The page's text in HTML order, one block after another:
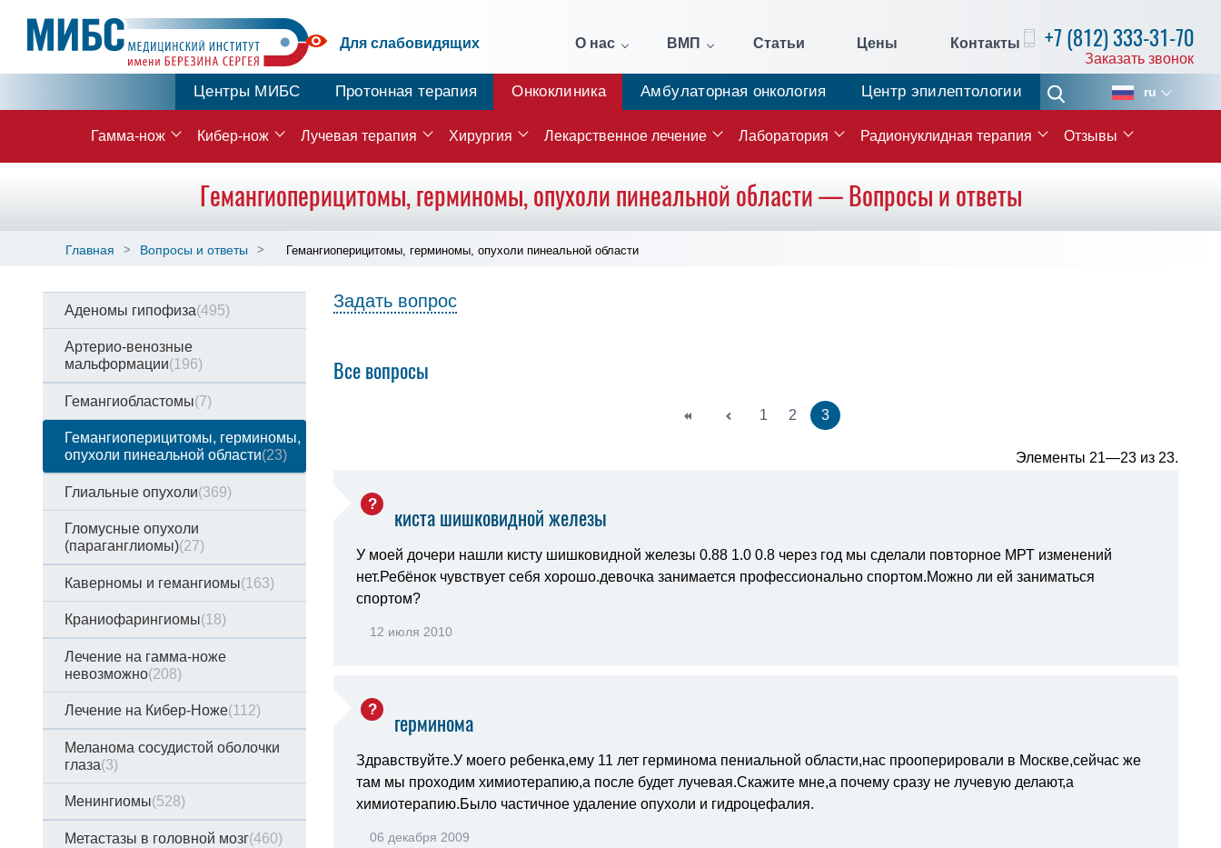
Для слабовидящих О нас ВМП Статьи Цены Контакты +7 (812) 333-31-70
Заказать звонок
Центры МИБС Протонная терапия Онкоклиника Амбулаторная онкология Центр эпилептологии
Гамма-нож Кибер-нож Лучевая терапия Хирургия Лекарственное лечение Лаборатория Радионуклидная терапия Отзывы
ru
Гемангиоперицитомы, герминомы, опухоли пинеальной области — Вопросы и ответы
Главная Вопросы и ответы Гемангиоперицитомы, герминомы, опухоли пинеальной области
Аденомы гипофиза(495)
Артерио-венозные
мальформации(196)
Гемангиобластомы(7)
Гемангиоперицитомы, герминомы,
опухоли пинеальной области(23)
Глиальные опухоли(369)
Гломусные опухоли
(параганглиомы)(27)
Каверномы и гемангиомы(163)
Краниофарингиомы(18)
Лечение на гамма-ноже
невозможно(208)
Лечение на Кибер-Ноже(112)
Меланома сосудистой оболочки
глаза(3)
Менингиомы(528)
Метастазы в головной мозг(460)
Задать вопрос
Все вопросы
1 2 3
Элементы 21—23 из 23.
киста шишковидной железы
У моей дочери нашли кисту шишковидной железы 0.88 1.0 0.8 через год мы сделали повторное МРТ изменений
нет.Ребёнок чувствует себя хорошо.девочка занимается профессионально спортом.Можно ли ей заниматься
спортом?
12 июля 2010
герминома
Здравствуйте.У моего ребенка,ему 11 лет герминома пениальной области,нас прооперировали в Москве,сейчас же
там мы проходим химиотерапию,а после будет лучевая.Скажите мне,а почему сразу не лучевую делают,а
химиотерапию.Было частичное удаление опухоли и гидроцефалия.
06 декабря 2009